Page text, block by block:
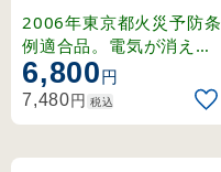
東京都条例適合品 非常
口・両矢印 (68044)
2006年東京都火災予防条
例適合品。電気が消えて
も長時間光り、地下鉄駅
舎などの避難誘導をサポ
ートします。
6,800円
7,480円 税込